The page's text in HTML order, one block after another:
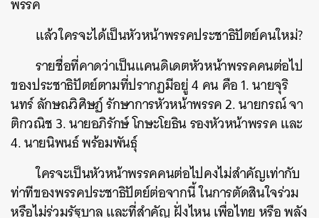
แล้วใครจะได้เป็นหัวหน้าพรรคประชาธิปัตย์คนใหม่?
รายชื่อที่คาดว่าเป็นแคนดิเดตหัวหน้าพรรคคนต่อไป
ของประชาธิปัตย์ตามที่ปรากฏมีอยู่ 4 คน คือ1. นายจุริ
นทร์ ลักษณวิศิษฏ์ รักษาการหัวหน้าพรรค 2. นายกรณ์ จา
ติกวณิช 3. นายอภิรักษ์ โกษะโยธิน รองหัวหน้าพรรค และ
4. นายนิพนธ์ พร้อมพันธุ์
ใครจะเป็นหัวหน้าพรรคคนต่อไปคงไม่สำคัญเท่ากับ
ท่าทีของพรรคประชาธิปัตย์ต่อจากนี้ ในการตัดสินใจร่วม
หรือไม่ร่วมรัฐบาล และที่สำคัญ ฝั่งไหน เพื่อไทย หรือ พลัง